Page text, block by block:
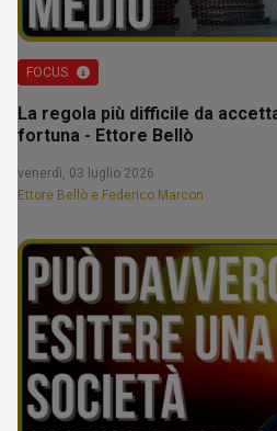
FOCUS
La regola più difficile da
fortuna - Ettore Bellò
venerdì, 03 luglio 2026
Ettore Bellò e Federico Marcon